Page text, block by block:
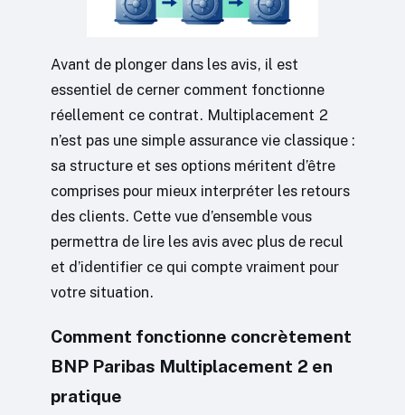
Avant de plonger dans les avis, il est
essentiel de cerner comment fonctionne
réellement ce contrat. Multiplacement 2
n’est pas une simple assurance vie classique :
sa structure et ses options méritent d’être
comprises pour mieux interpréter les retours
des clients. Cette vue d’ensemble vous
permettra de lire les avis avec plus de recul
et d’identifier ce qui compte vraiment pour
votre situation.
Comment fonctionne concrètement
BNP Paribas Multiplacement 2 en
pratique